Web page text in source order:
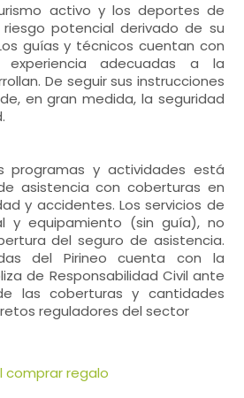
activo y los deportes de
potencial derivado de su
guías y técnicos cuentan con
adecuadas a la
De seguir sus instrucciones
en gran medida, la seguridad
programas y actividades está
asistencia con coberturas en
y accidentes. Los servicios de
y equipamiento (sin guía), no
del seguro de asistencia.
del Pirineo cuenta con la
de Responsabilidad Civil ante
las coberturas y cantidades
reguladores del sector
comprar regalo